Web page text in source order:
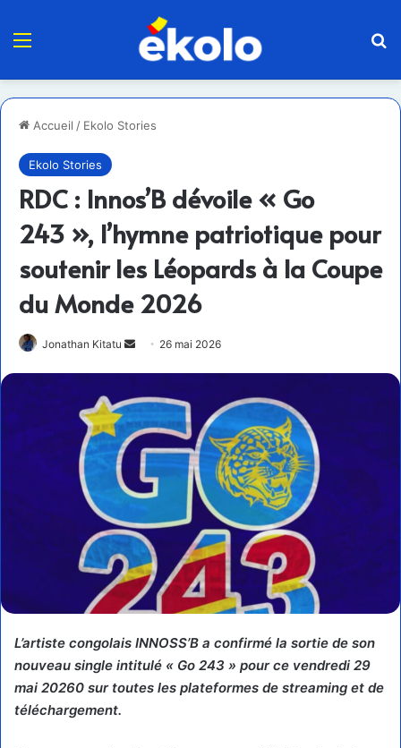
Menu
Accueil / Ekolo Stories
Ekolo Stories
RDC : Innos’B dévoile « Go
243 », l’hymne patriotique pour
soutenir les Léopards à la Coupe
du Monde 2026
Jonathan Kitatu
Envoyer26 mai 2026
L’artiste congolais INNOSS’B a confirmé la sortie de son
nouveau single intitulé « Go 243 » pour ce vendredi 29
mai 20260 sur toutes les plateformes de streaming et de
téléchargement.